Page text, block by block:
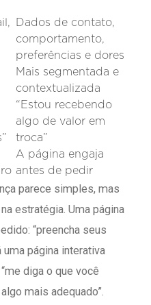
Dados de contato,
comportamento,
preferências e dores
Mais segmentada e
contextualizada
“Estou recebendo
algo de valor em
troca”
A página engaja
antes de pedir
parece simples, mas
estratégia. Uma página
“preencha seus
uma página interativa
diga o que você
mais adequado”.